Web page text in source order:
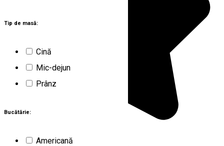
Tip de masă:
Cină
Mic-dejun
Prânz
Bucătărie:
Americană